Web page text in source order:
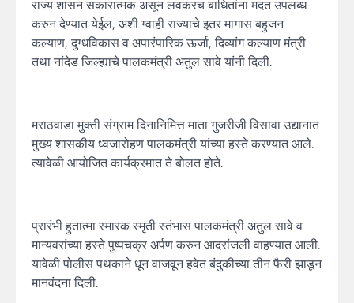
राज्य शासन सकारात्मक असून लवकरच बाधितांना मदत उपलब्ध
करुन देण्यात येईल, अशी ग्वाही राज्याचे इतर मागास बहुजन
कल्याण, दुग्धविकास व अपारंपारिक ऊर्जा, दिव्यांग कल्याण मंत्री
तथा नांदेड जिल्ह्याचे पालकमंत्री अतुल सावे यांनी दिली.
मराठवाडा मुक्ती संग्राम दिनानिमित्त माता गुजरीजी विसावा उद्यानात
मुख्य शासकीय ध्वजारोहण पालकमंत्री यांच्या हस्ते करण्यात आले.
त्यावेळी आयोजित कार्यक्रमात ते बोलत होते.
प्रारंभी हुतात्मा स्मारक स्मृती स्तंभास पालकमंत्री अतुल सावे व
मान्यवरांच्या हस्ते पुष्पचक्र अर्पण करुन आदरांजली वाहण्यात आली.
यावेळी पोलीस पथकाने धून वाजवून हवेत बंदुकीच्या तीन फैरी झाडून
मानवंदना दिली.